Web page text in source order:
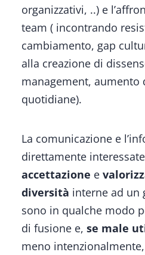
organizzativi, ..) e
team ( incontrando
cambiamento, gap
alla creazione di
management, aumento
quotidiane).
La comunicazione e
direttamente
accettazione e
diversità interne ad un
sono in qualche modo
di fusione e, se male
meno intenzionalmente,